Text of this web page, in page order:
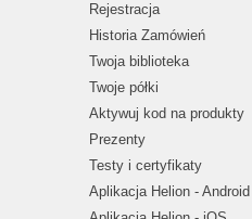
Rejestracja
Historia Zamówień
Twoja biblioteka
Twoje półki
Aktywuj kod na produkty
Prezenty
Testy i certyfikaty
Aplikacja Helion - Android